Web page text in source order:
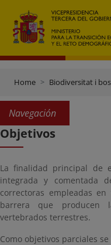
Home Biodiversitat i
Navegación
Objetivos
La finalidad principal de
integrada y comentada
correctoras empleadas
barrera que producen
vertebrados terrestres.
Como objetivos parciales